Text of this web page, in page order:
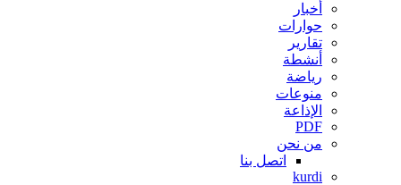
أخبار
حوارات
تقارير
أنشطة
رياضة
منوعات
الإذاعة
PDF
من نحن
اتصل بنا
kurdi